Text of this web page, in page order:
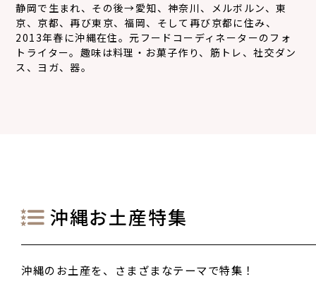
静岡で生まれ、その後→愛知、神奈川、メルボルン、東
京、京都、再び東京、福岡、そして再び京都に住み、
2013年春に沖縄在住。元フードコーディネーターのフォ
トライター。趣味は料理・お菓子作り、筋トレ、社交ダン
ス、ヨガ、器。
沖縄お土産特集
沖縄のお土産を、さまざまなテーマで特集！